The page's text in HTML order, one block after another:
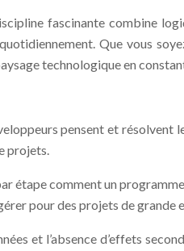
fascinante combine
Que vous
technologique en
pensent et résolvent
projets.
étape comment un
pour des projets de grande
et l’absence d’effets